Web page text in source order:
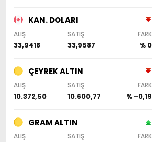
KAN. DOLARI
ALIŞ SATIŞ FARK
33,9418 33,9587 % 0
ÇEYREK ALTIN
ALIŞ SATIŞ FARK
10.372,50 10.600,77 % -0,19
GRAM ALTIN
ALIŞ SATIŞ FARK